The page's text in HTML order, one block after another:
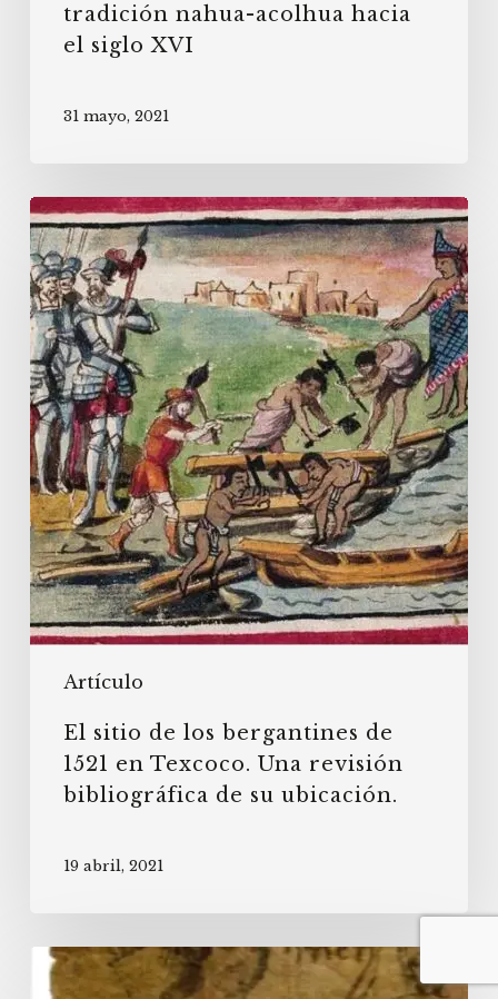
tradición nahua-acolhua hacia
el siglo XVI
31 mayo, 2021
Artículo
El
sitio
de
los
bergantines
de
1521
en
Texcoco.
Una
revisión
bibliográfica
de
su
ubicación.
El sitio de los bergantines de
1521 en Texcoco. Una revisión
bibliográfica de su ubicación.
19 abril, 2021
corpus